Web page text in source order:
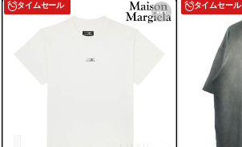
タイムセール タイムセール